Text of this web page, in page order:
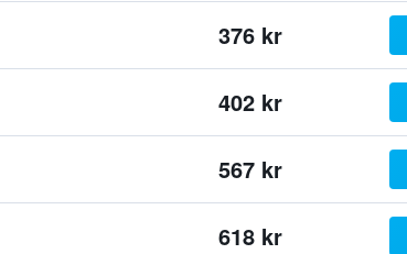
376 kr
402 kr
567 kr
618 kr